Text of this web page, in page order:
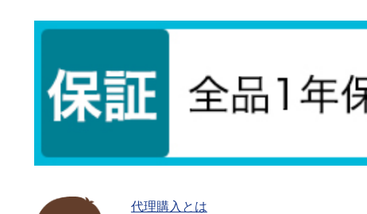
代理購入とは